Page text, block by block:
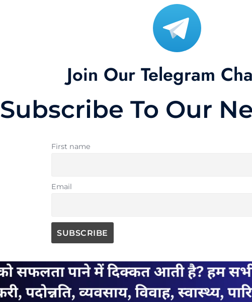
Join Our Telegram
Subscribe To Our
First name
Email